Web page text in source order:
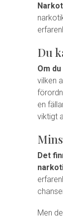
Du
Om
vilken
en
viktigt
Det
Men